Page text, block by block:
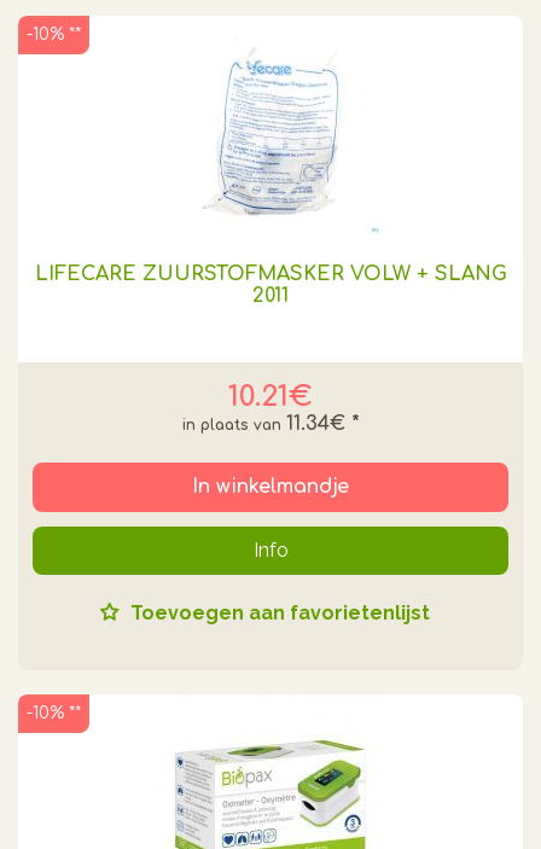
LIFECARE ZUURSTOFMASKER VOLW + SLANG
2011
10.21€
11.34€ *
-10% **
In winkelmandje
Info
Toevoegen aan favorietenlijst
-10% **